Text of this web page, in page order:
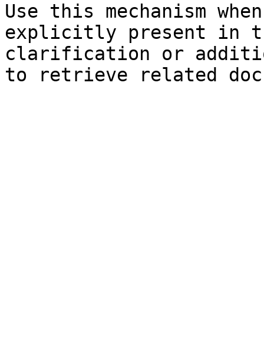
Use this mechanism
explicitly present in
clarification or